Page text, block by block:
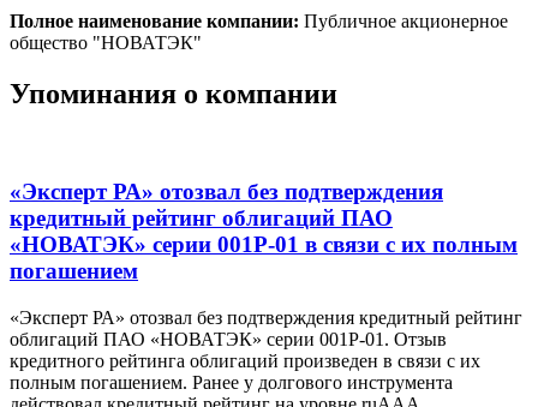
Полное наименование компании: Публичное акционерное
общество "НОВАТЭК"
Упоминания о компании
«Эксперт РА» отозвал без подтверждения
кредитный рейтинг облигаций ПАО
«НОВАТЭК» серии 001Р-01 в связи с их полным
погашением
«Эксперт РА» отозвал без подтверждения кредитный рейтинг
облигаций ПАО «НОВАТЭК» серии 001Р-01. Отзыв
кредитного рейтинга облигаций произведен в связи с их
полным погашением. Ранее у долгового инструмента